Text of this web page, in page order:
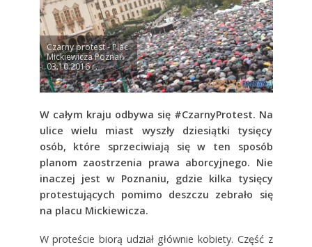
Czarny protest - Plac
Mickiewicza Poznań
03.10.2016 r.
W całym kraju odbywa się #CzarnyProtest. Na
ulice wielu miast wyszły dziesiątki tysięcy
osób, które sprzeciwiają się w ten sposób
planom zaostrzenia prawa aborcyjnego. Nie
inaczej jest w Poznaniu, gdzie kilka tysięcy
protestujących pomimo deszczu zebrało się
na placu Mickiewicza.
W proteście biorą udział głównie kobiety. Część z